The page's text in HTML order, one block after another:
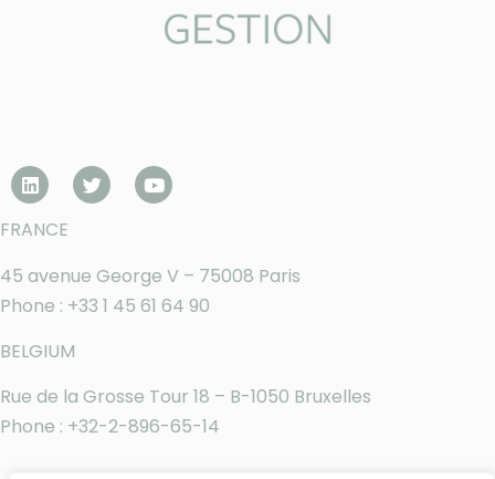
FRANCE
45 avenue George V – 75008 Paris
Phone : +33 1 45 61 64 90
BELGIUM
Rue de la Grosse Tour 18 – B-1050 Bruxelles
Phone : +32-2-896-65-14